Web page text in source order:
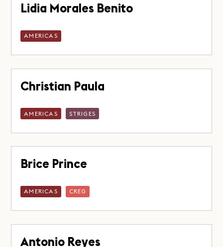
Lidia Morales Benito
AMERICAS
Christian Paula
AMERICAS STRIGES
Brice Prince
AMERICAS CREG
Antonio Reyes